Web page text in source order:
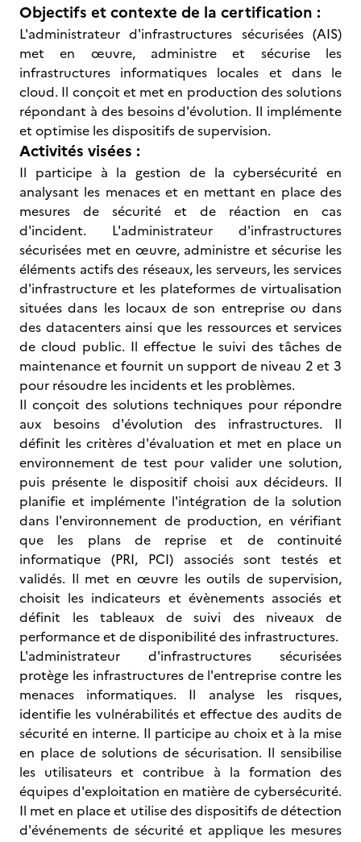
Objectifs et contexte de la certification :
L'administrateur d'infrastructures sécurisées (AIS)
met en œuvre, administre et sécurise les
infrastructures informatiques locales et dans le
cloud. Il conçoit et met en production des solutions
répondant à des besoins d'évolution. Il implémente
et optimise les dispositifs de supervision.
Activités visées :
Il participe à la gestion de la cybersécurité en
analysant les menaces et en mettant en place des
mesures de sécurité et de réaction en cas
d'incident. L'administrateur d'infrastructures
sécurisées met en œuvre, administre et sécurise les
éléments actifs des réseaux, les serveurs, les services
d'infrastructure et les plateformes de virtualisation
situées dans les locaux de son entreprise ou dans
des datacenters ainsi que les ressources et services
de cloud public. Il effectue le suivi des tâches de
maintenance et fournit un support de niveau 2 et 3
pour résoudre les incidents et les problèmes.
Il conçoit des solutions techniques pour répondre
aux besoins d'évolution des infrastructures. Il
définit les critères d'évaluation et met en place un
environnement de test pour valider une solution,
puis présente le dispositif choisi aux décideurs. Il
planifie et implémente l'intégration de la solution
dans l'environnement de production, en vérifiant
que les plans de reprise et de continuité
informatique (PRI, PCI) associés sont testés et
validés. Il met en œuvre les outils de supervision,
choisit les indicateurs et évènements associés et
définit les tableaux de suivi des niveaux de
performance et de disponibilité des infrastructures.
L'administrateur d'infrastructures sécurisées
protège les infrastructures de l'entreprise contre les
menaces informatiques. Il analyse les risques,
identifie les vulnérabilités et effectue des audits de
sécurité en interne. Il participe au choix et à la mise
en place de solutions de sécurisation. Il sensibilise
les utilisateurs et contribue à la formation des
équipes d'exploitation en matière de cybersécurité.
Il met en place et utilise des dispositifs de détection
d'événements de sécurité et applique les mesures